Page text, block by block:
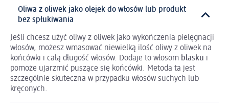
Oliwa z oliwek jako olejek do włosów lub produkt
bez spłukiwania
Jeśli chcesz użyć oliwy z oliwek jako wykończenia pielęgnacji
włosów, możesz wmasować niewielką ilość oliwy z oliwek na
końcówki i całą długość włosów. Dodaje to włosom blasku i
pomoże ujarzmić puszące się końcówki. Metoda ta jest
szczególnie skuteczna w przypadku włosów suchych lub
kręconych.